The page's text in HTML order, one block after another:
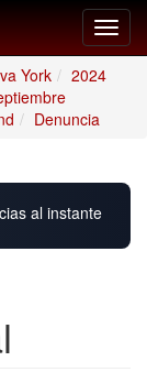
York
2024
Denuncia
al instante